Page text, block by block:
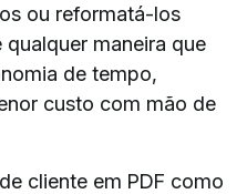
ou reformatá-los
maneira que
de tempo,
custo com mão de
cliente em PDF como